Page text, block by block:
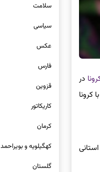
در
کرونا
سلامت
سیاسی
عکس
فارس
قزوین
کاریکاتور
کرمان
کهگیلویه و بویراحمد
گلستان